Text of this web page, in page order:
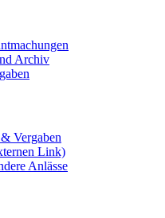
Archiv
Vergaben
Link)
Anlässe